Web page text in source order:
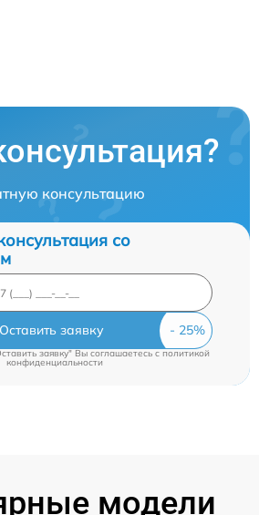
консультацию
со
Оставить заявку
заявку" Вы соглашаетесь cполитикой
конфиденциальности
модели